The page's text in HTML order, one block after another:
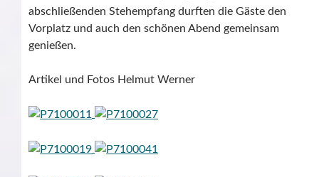
abschließenden Stehempfang durften die Gäste den
Vorplatz und auch den schönen Abend gemeinsam
genießen.
Artikel und Fotos Helmut Werner